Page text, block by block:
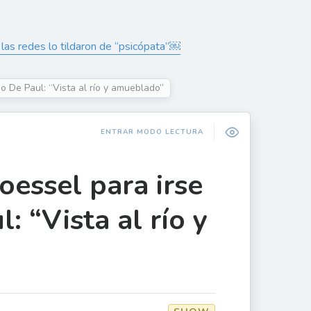
redes lo tildaron de “psicópata”￼
De Paul: “Vista al río y amueblado”
ENTRAR MODO LECTURA
para irse
“Vista al río y